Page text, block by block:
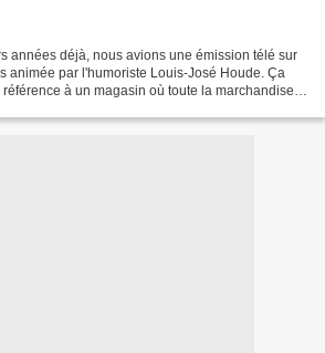
années déjà, nous avions une émission télé sur
animée par l'humoriste Louis-José Houde. Ça
à un magasin où toute la marchandise